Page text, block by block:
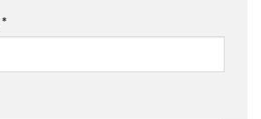
*